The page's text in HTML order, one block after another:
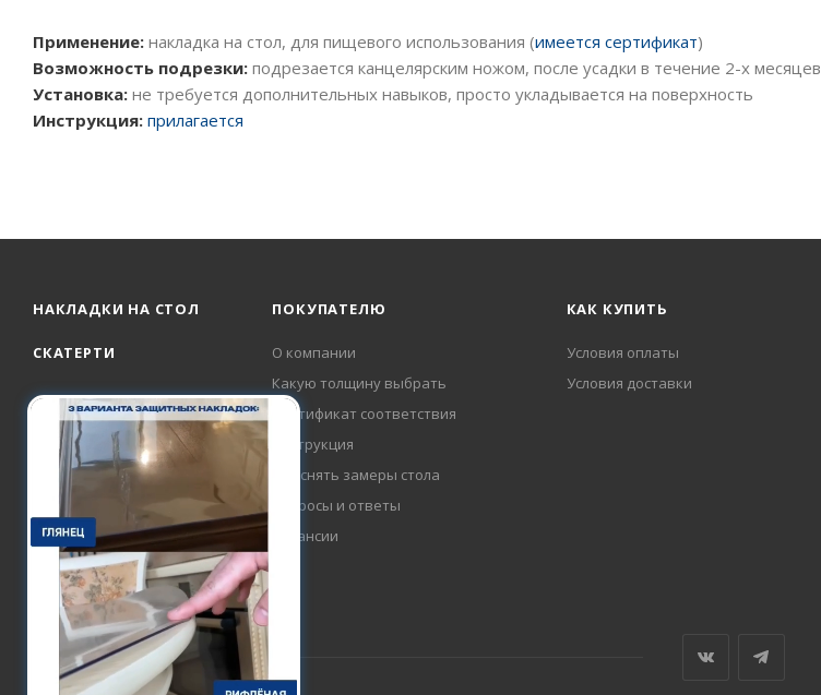
Применение: накладка на стол, для пищевого использования (имеется сертификат)
Возможность подрезки: подрезается канцелярским ножом, после усадки в течение 2-х месяцев
Установка: не требуется дополнительных навыков, просто укладывается на поверхность
Инструкция: прилагается
НАКЛАДКИ НА СТОЛ
СКАТЕРТИ
ПОКУПАТЕЛЮ
О компании
Какую толщину выбрать
Сертификат соответствия
Инструкция
Как снять замеры стола
Вопросы и ответы
Вакансии
КАК КУПИТЬ
Условия оплаты
Условия доставки